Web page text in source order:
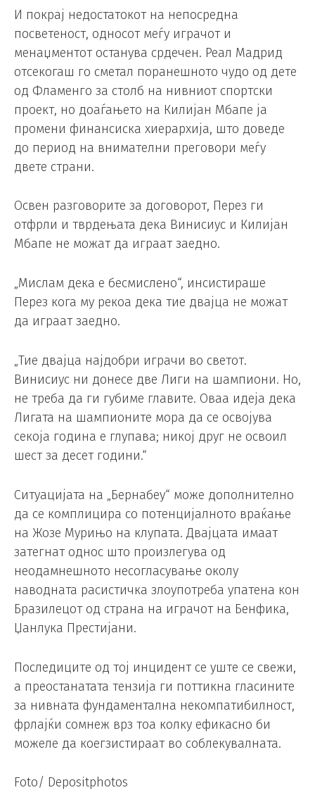
И покрај недостатокот на непосредна
посветеност, односот меѓу играчот и
менаџментот останува срдечен. Реал Мадрид
отсекогаш го сметал поранешното чудо од дете
од Фламенго за столб на нивниот спортски
проект, но доаѓањето на Килијан Мбапе ја
промени финансиска хиерархија, што доведе
до период на внимателни преговори меѓу
двете страни.
Освен разговорите за договорот, Перез ги
отфрли и тврдењата дека Винисиус и Килијан
Мбапе не можат да играат заедно.
„Мислам дека е бесмислено“, инсистираше
Перез кога му рекоа дека тие двајца не можат
да играат заедно.
„Тие двајца најдобри играчи во светот.
Винисиус ни донесе две Лиги на шампиони. Но,
не треба да ги губиме главите. Оваа идеја дека
Лигата на шампионите мора да се освојува
секоја година е глупава; никој друг не освоил
шест за десет години.“
Ситуацијата на „Бернабеу“ може дополнително
да се комплицира со потенцијалното враќање
на Жозе Мурињо на клупата. Двајцата имаат
затегнат однос што произлегува од
неодамнешното несогласување околу
наводната расистичка злоупотреба упатена кон
Бразилецот од страна на играчот на Бенфика,
Џанлука Престијани.
Последиците од тој инцидент се уште се свежи,
а преостанатата тензија ги поттикна гласините
за нивната фундаментална некомпатибилност,
фрлајќи сомнеж врз тоа колку ефикасно би
можеле да коегзистираат во соблекувалната.
Foto/ Depositphotos